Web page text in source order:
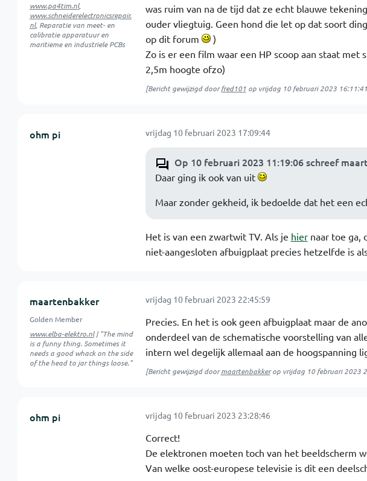
www.pa4tim.nl,
www.schneiderelectronicsrepair.
nl, Reparatie van meet- en
calibratie apparatuur en
maritieme en industriele PCBs
was ruim van na de tijd dat ze echt blauwe
ouder vliegtuig. Geen hond die let op dat soort
op dit forum
)
Zo is er een film waar een HP scoop aan staat met
2,5m hoogte ofzo)
[Bericht gewijzigd doorfred101op vrijdag 10 februari 2023 16:11:41
ohm pi vrijdag 10 februari 2023 17:09:44
Op 10 februari 2023 11:19:06 schreef
Daar ging ik ook van uit
Maar zonder gekheid, ik bedoelde dat het een
Het is van een zwartwit TV. Als je hiernaar toe ga,
niet-aangesloten afbuigplaat precies hetzelfde is
maartenbakker
Golden Member
www.elba-elektro.nl| "The mind
is a funny thing. Sometimes it
needs a good whack on the side
of the head to jar things loose."
vrijdag 10 februari 2023 22:45:59
Precies. En het is ook geen afbuigplaat maar de
onderdeel van de schematische voorstelling van
intern wel degelijk allemaal aan de hoogspanning
[Bericht gewijzigd doormaartenbakkerop vrijdag 10 februari 2023
ohm pi vrijdag 10 februari 2023 23:28:46
Correct!
De elektronen moeten toch van het beeldscherm
Van welke oost-europese televisie is dit een